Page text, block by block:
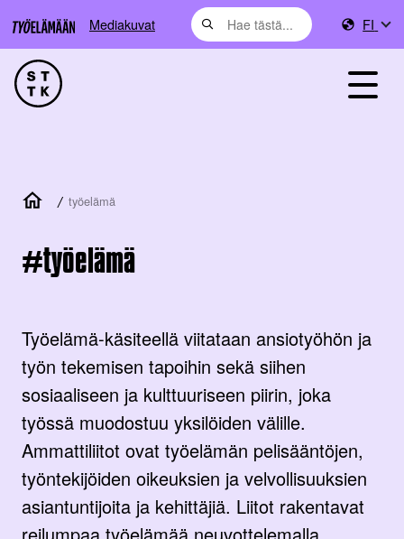
Mediakuvat FI
/ työelämä
työelämä
Työelämä-käsiteellä viitataan ansiotyöhön ja
työn tekemisen tapoihin sekä siihen
sosiaaliseen ja kulttuuriseen piirin, joka
työssä muodostuu yksilöiden välille.
Ammattiliitot ovat työelämän pelisääntöjen,
työntekijöiden oikeuksien ja velvollisuuksien
asiantuntijoita ja kehittäjiä. Liitot rakentavat
reilumpaa työelämää neuvottelemalla